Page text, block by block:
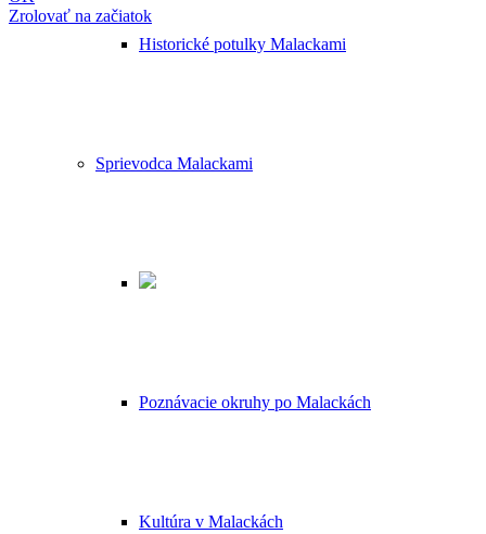
Historické potulky Malackami
Sprievodca Malackami
Poznávacie okruhy po Malackách
Kultúra v Malackách
Zrolovať na začiatok